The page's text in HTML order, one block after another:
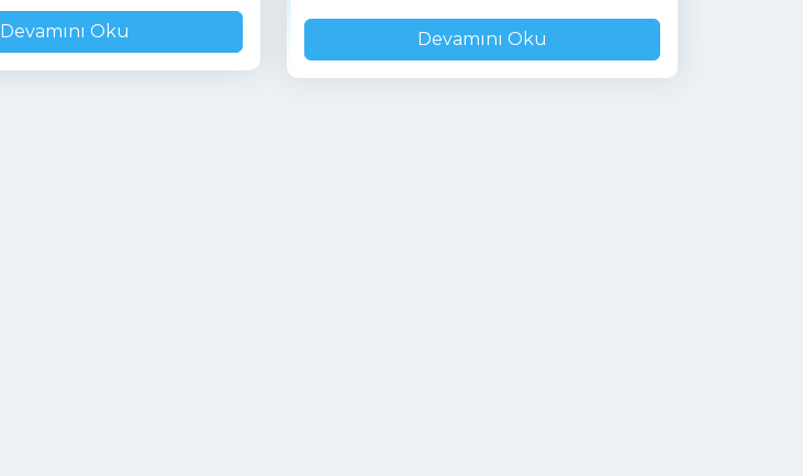
Devamını Oku Devamını Oku